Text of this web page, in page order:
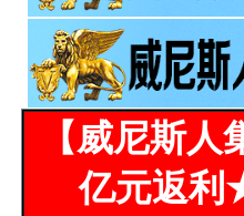
【威尼斯
亿元返